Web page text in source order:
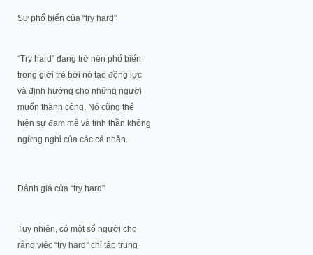
Sự phổ biến của “try hard”
“Try hard” đang trở nên phổ biến
trong giới trẻ bởi nó tạo động lực
và định hướng cho những người
muốn thành công. Nó cũng thể
hiện sự đam mê và tinh thần không
ngừng nghỉ của các cá nhân.
Đánh giá của “try hard”
Tuy nhiên, có một số người cho
rằng việc “try hard” chỉ tập trung